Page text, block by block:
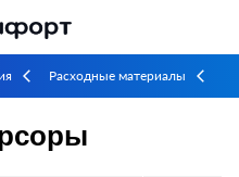
arrow_back_ios Расходные материалы arrow_back_ios